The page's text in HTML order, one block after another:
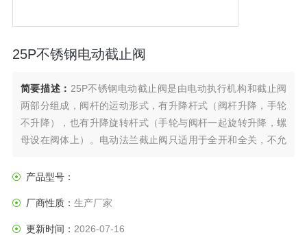
25P不锈钢电动截止阀
简要描述： 25P不锈钢电动截止阀是由电动执行机构和截止阀
两部分组成，阀杆的运动形式，有升降杆式（阀杆升降，手轮
不升降），也有升降旋转杆式（手轮与阀杆一起旋转升降，螺
母设在阀体上）。电动法兰截止阀只适用于全开和全关，不允
封面呈平面或锥面，阀瓣沿流体的中心线作直线运动。
产品型号：
厂商性质： 生产厂家
更新时间： 2026-07-16